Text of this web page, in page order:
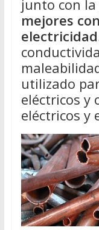
junto con
mejores
electricidad
utilizado
eléctricos y
eléctricos y